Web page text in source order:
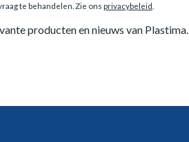
te behandelen. Zie ons privacybeleid
producten en nieuws van Plastima.